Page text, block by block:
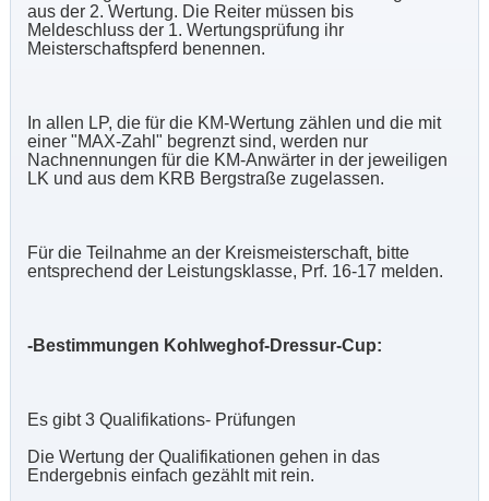
aus der 2. Wertung. Die Reiter müssen bis
Meldeschluss der 1. Wertungsprüfung ihr
Meisterschaftspferd benennen.
In allen LP, die für die KM-Wertung zählen und die mit
einer "MAX-Zahl" begrenzt sind, werden nur
Nachnennungen für die KM-Anwärter in der jeweiligen
LK und aus dem KRB Bergstraße zugelassen.
Für die Teilnahme an der Kreismeisterschaft, bitte
entsprechend der Leistungsklasse, Prf. 16-17 melden.
-Bestimmungen Kohlweghof-Dressur-Cup:
Es gibt 3 Qualifikations- Prüfungen
Die Wertung der Qualifikationen gehen in das
Endergebnis einfach gezählt mit rein.